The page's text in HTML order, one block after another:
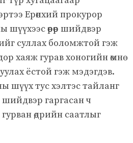
Ерөнхий прокурор
өөрөөр шийдвэр
суллах боломжтой гэж
хаяж гурав хоногийн өмнө
ёстой гэж мэдэгдэв.
шүүх тус хэлтэс тайланг
шийдвэр гаргасан ч
өдрийн саатлыг